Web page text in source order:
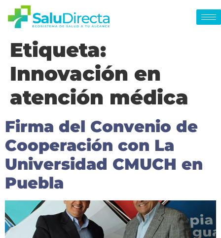
Etiqueta:
Innovación en
atención médica
Firma del Convenio de
Cooperación con La
Universidad CMUCH en
Puebla